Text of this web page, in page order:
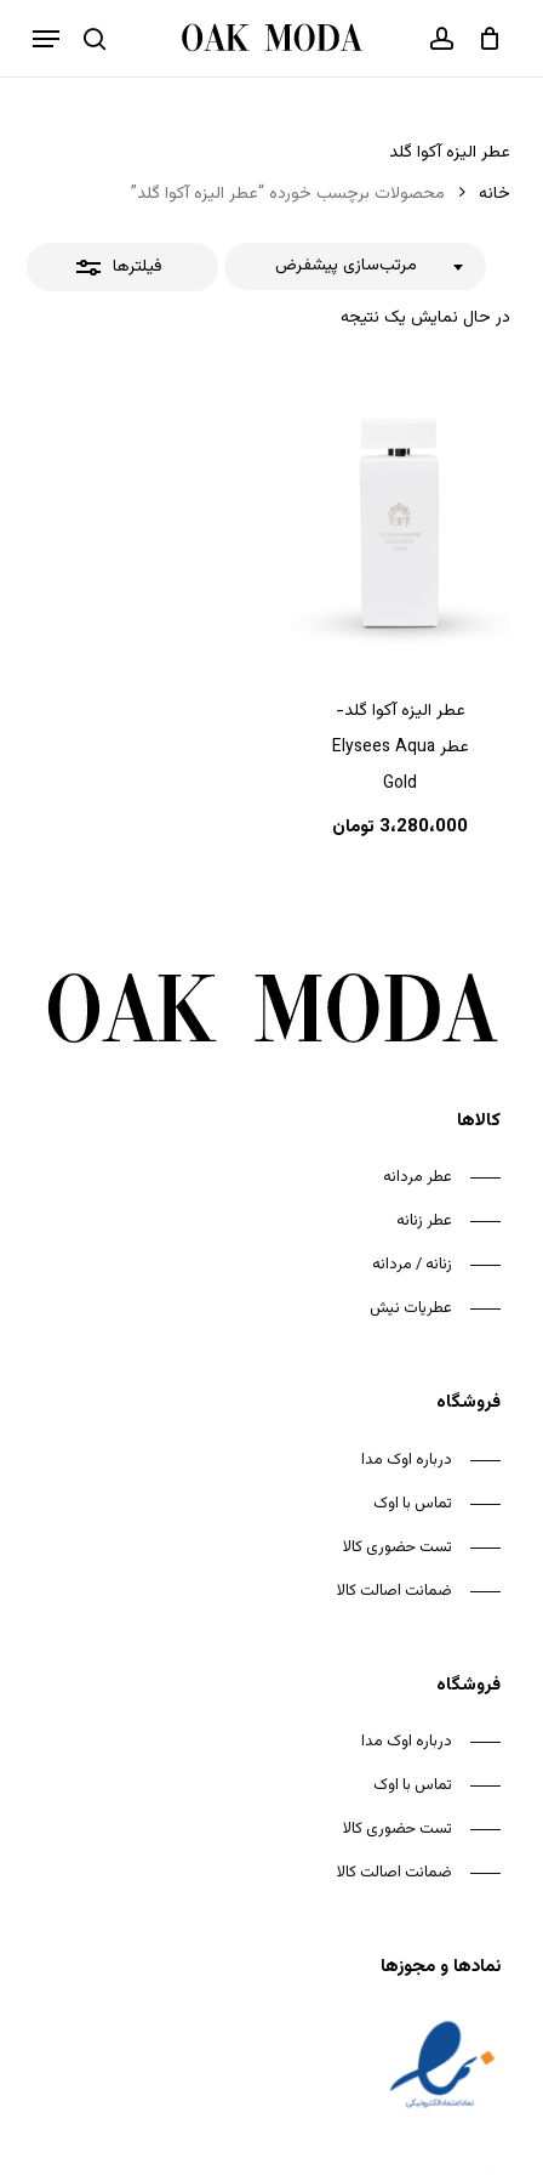
جستجو حساب کاربری
فهرست
سبد خرید بستن
عطر الیزه آکوا گلد
خانه
محصولات برچسب خورده “عطر الیزه آکوا گلد”
فیلترها
در حال نمایش یک نتیجه
مرتب‌سازی پیشفرض
بستن
عطر الیزه آکوا گلد-
عطر Elysees Aqua
Gold
3،280،000 تومان
کالاها
عطر مردانه
عطر زنانه
زنانه / مردانه
عطریات نیش
فروشگاه
درباره اوک مدا
تماس با اوک
تست حضوری کالا
ضمانت اصالت کالا
فروشگاه
درباره اوک مدا
تماس با اوک
تست حضوری کالا
ضمانت اصالت کالا
نمادها و مجوزها